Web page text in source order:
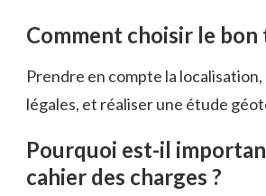
Comment choisir le bon
Prendre en compte la
légales, et réaliser une étude
Pourquoi est-il
cahier des charges ?